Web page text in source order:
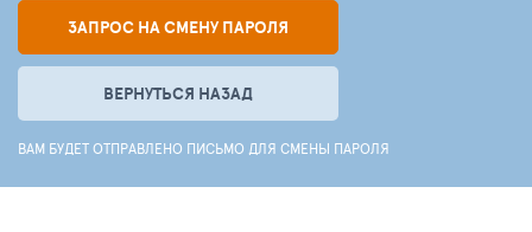
ЗАПРОС НА СМЕНУ ПАРОЛЯ
ВЕРНУТЬСЯ НАЗАД
ВАМ БУДЕТ ОТПРАВЛЕНО ПИСЬМО ДЛЯ СМЕНЫ ПАРОЛЯ